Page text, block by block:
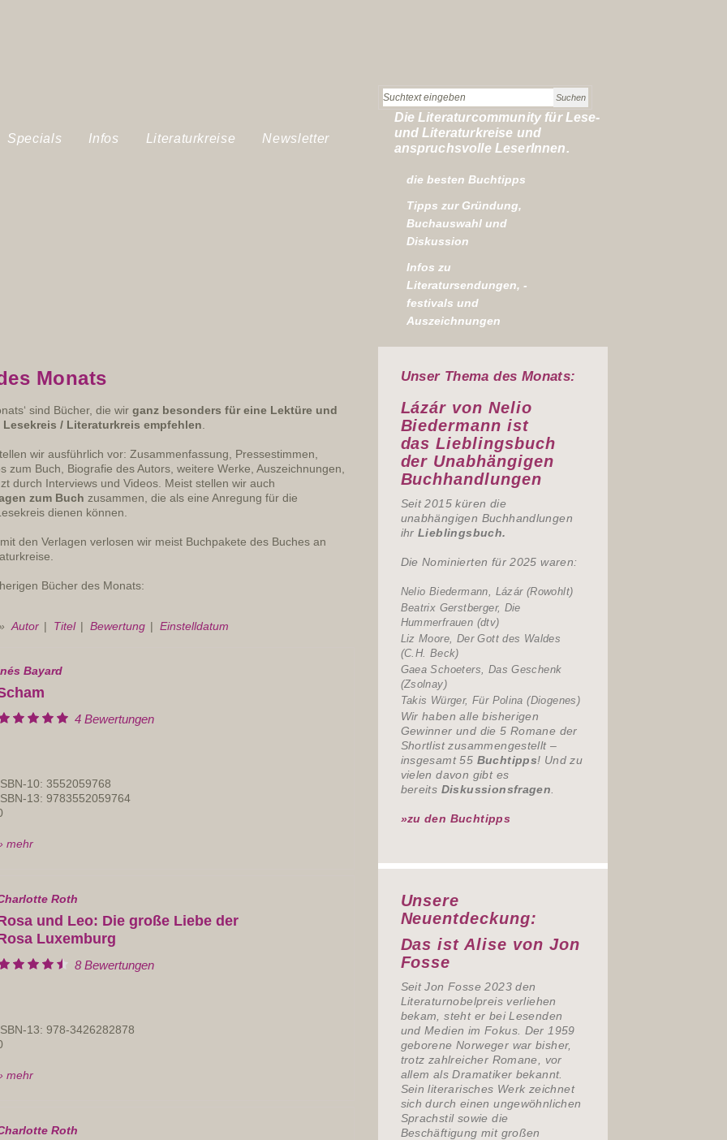
Specials Infos Literaturkreise Newsletter
Die Literaturcommunity für Lese-
und Literaturkreise und
anspruchsvolle LeserInnen.
die besten Buchtipps
Tipps zur Gründung,
Buchauswahl und
Diskussion
Infos zu
Literatursendungen, -
festivals und
Auszeichnungen
Monats
sind Bücher, die wir ganz besonders für eine Lektüre und
/ Literaturkreis empfehlen
wir ausführlich vor: Zusammenfassung, Pressestimmen,
zum Buch, Biografie des Autors, weitere Werke, Auszeichnungen,
durch Interviews und Videos. Meist stellen wir auch
zum Buch zusammen, die als eine Anregung für die
dienen können.
den Verlagen verlosen wir meist Buchpakete des Buches an
Bücher des Monats:
Autor | Titel | Bewertung | Einstelldatum
Bayard
4 Bewertungen
10: 3552059768
13: 9783552059764
mehr
Roth
und Leo: Die große Liebe der
Luxemburg
8 Bewertungen
13: 978-3426282878
mehr
Roth
Unser Thema des Monats:
Lázár von Nelio
Biedermann ist
dasLieblingsbuch
der Unabhängigen
Buchhandlungen
Seit 2015 küren die
unabhängigen Buchhandlungen
ihrLieblingsbuch.
Die Nominierten für 2025 waren:
Nelio Biedermann, Lázár (Rowohlt)
Beatrix Gerstberger, Die
Hummerfrauen (dtv)
Liz Moore, Der Gott des Waldes
(C.H. Beck)
Gaea Schoeters, Das Geschenk
(Zsolnay)
Takis Würger, Für Polina (Diogenes)
Wir haben alle bisherigen
Gewinner und die 5 Romane der
Shortlist zusammengestellt –
insgesamt 55 Buchtipps! Und zu
vielen davon gibt es
bereits Diskussionsfragen
»zu den Buchtipps
Unsere
Neuentdeckung:
Das ist Alise von Jon
Fosse
Seit Jon Fosse 2023 den
Literaturnobelpreis verliehen
bekam, steht er bei Lesenden
und Medien im Fokus. Der 1959
geborene Norweger war bisher,
trotz zahlreicher Romane, vor
allem als Dramatiker bekannt.
Sein literarisches Werk zeichnet
sich durch einen ungewöhnlichen
Sprachstil sowie die
Beschäftigung mit großen